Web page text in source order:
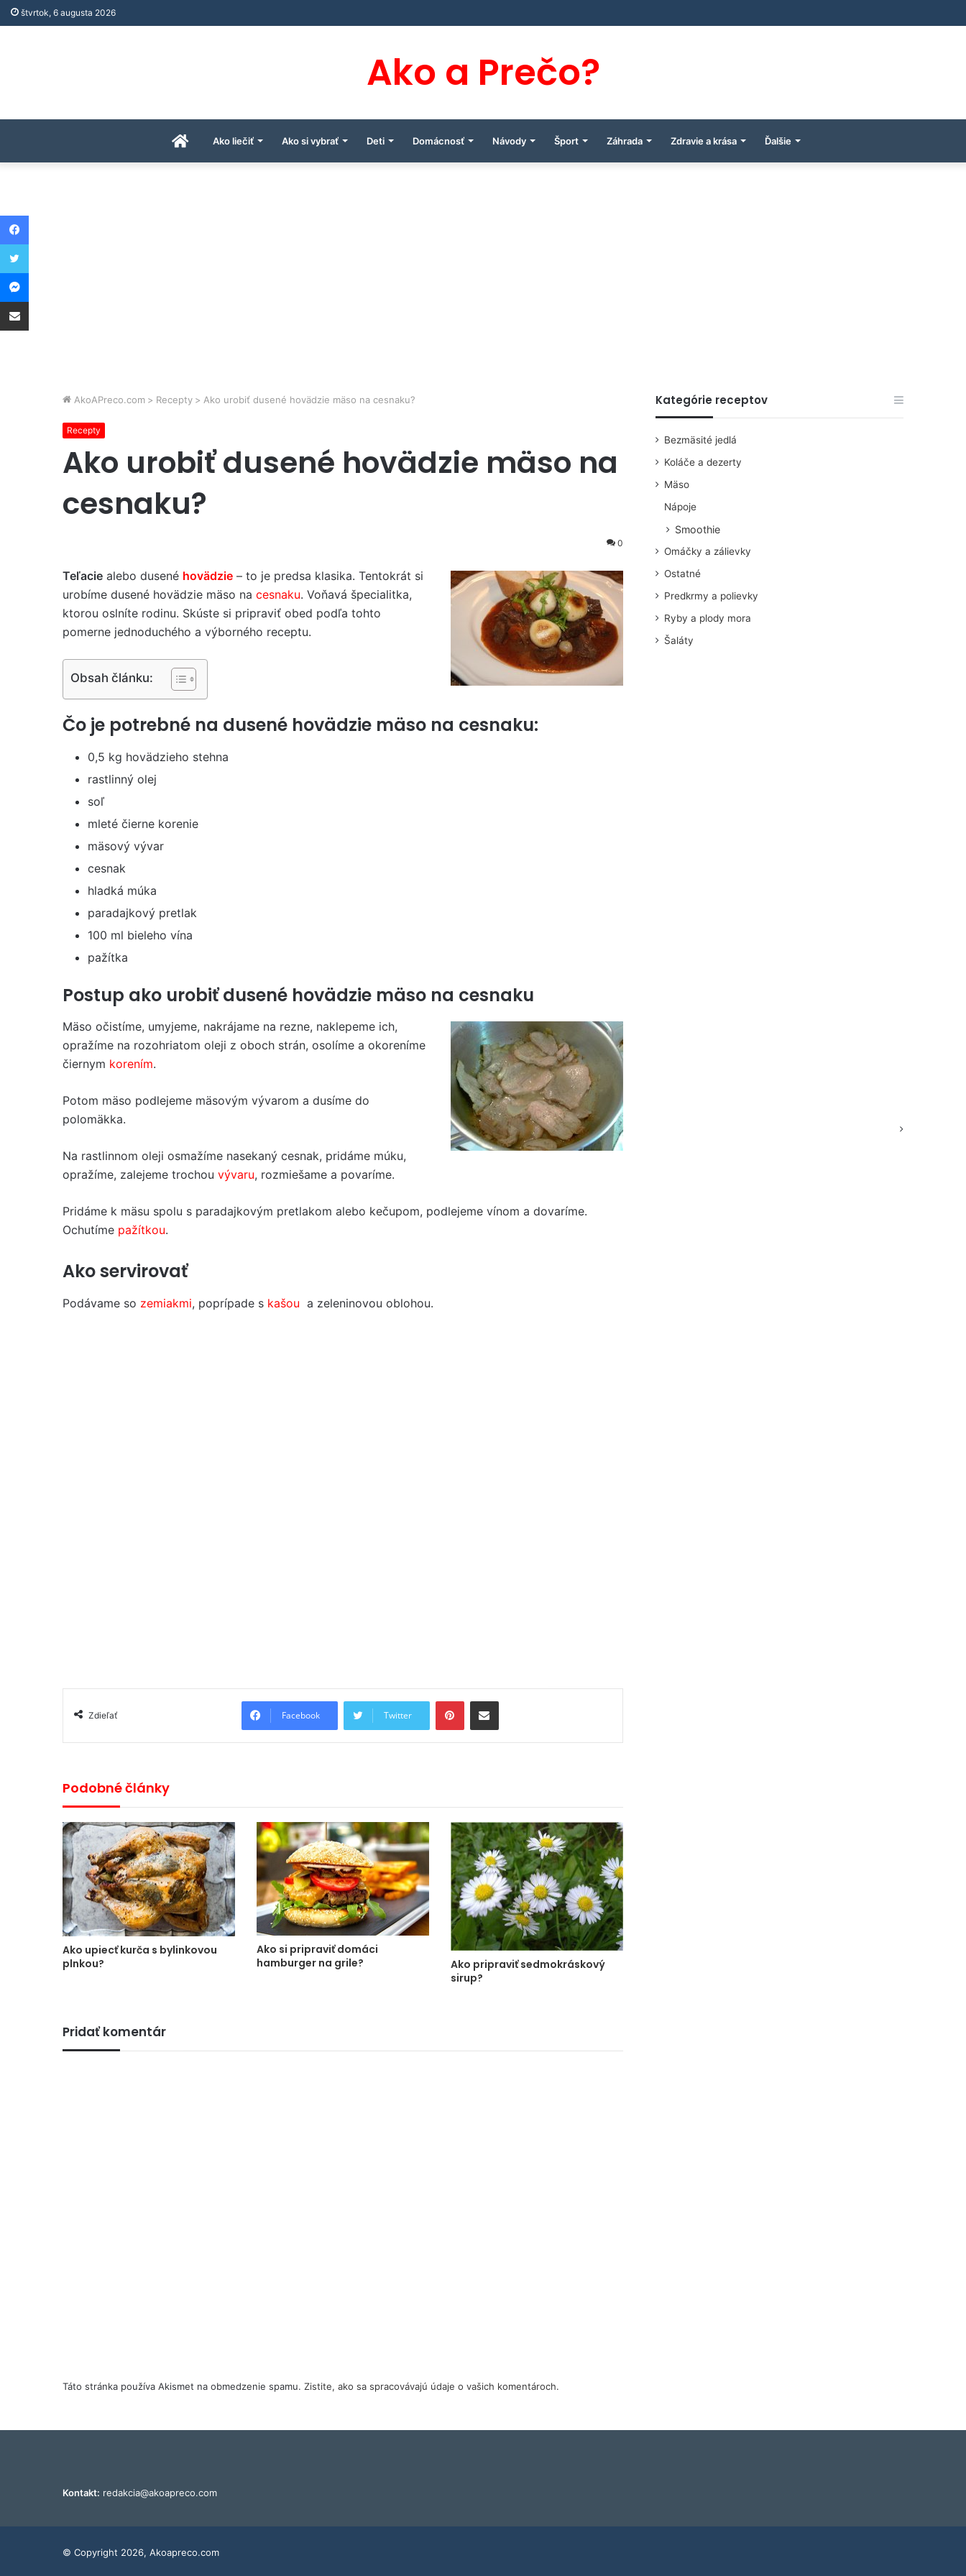
štvrtok, 6 augusta 2026
Ako a Prečo?
ÚvodnáAko liečiť Ako si vybrať Deti Domácnosť Návody Šport Záhrada Zdravie a krása Ďalšie
AkoAPreco.com > Recepty > Ako urobiť dusené hovädzie mäso na cesnaku?
Recepty
Ako urobiť dusené hovädzie mäso na
cesnaku?
0
Teľacie alebo dusené hovädzie – to je predsa klasika. Tentokrát si
urobíme dusené hovädzie mäso na cesnaku. Voňavá špecialitka,
ktorou oslníte rodinu. Skúste si pripraviť obed podľa tohto
pomerne jednoduchého a výborného receptu.
Obsah článku:
Čo je potrebné na dusené hovädzie mäso na cesnaku:
0,5 kg hovädzieho stehna
rastlinný olej
soľ
mleté ​​čierne korenie
mäsový vývar
cesnak
hladká múka
paradajkový pretlak
100 ml bieleho vína
pažítka
Postup ako urobiť dusené hovädzie mäso na cesnaku
Mäso očistíme, umyjeme, nakrájame na rezne, naklepeme ich,
opražíme na rozohriatom oleji z oboch strán, osolíme a okoreníme
čiernym korením.
Potom mäso podlejeme mäsovým vývarom a dusíme do
polomäkka.
Na rastlinnom oleji osmažíme nasekaný cesnak, pridáme múku,
opražíme, zalejeme trochou vývaru, rozmiešame a povaríme.
Pridáme k mäsu spolu s paradajkovým pretlakom alebo kečupom, podlejeme vínom a dovaríme.
Ochutíme pažítkou.
Ako servirovať
Podávame so zemiakmi, poprípade s kašou a zeleninovou oblohou.
Zdieľať Facebook Twitter
PinterestShare via Email
Podobné články
Ako upiecť kurča s bylinkovou
plnkou?
Ako si pripraviť domáci
hamburger na grile?
Ako pripraviť sedmokráskový
sirup?
Pridať komentár
Táto stránka používa Akismet na obmedzenie spamu. Zistite, ako sa spracovávajú údaje o vašich komentároch.
Kategórie receptov
Bezmäsité jedlá
Koláče a dezerty
Mäso
Nápoje
Smoothie
Omáčky a zálievky
Ostatné
Predkrmy a polievky
Ryby a plody mora
Šaláty
Kontakt: redakcia@akoapreco.com
© Copyright 2026, Akoapreco.com
Facebook
Twitter
Messenger
Share via Email